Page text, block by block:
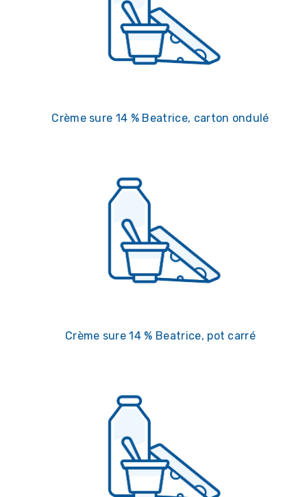
Crème sure 14 % Beatrice, carton ondulé
Crème sure 14 % Beatrice, pot carré